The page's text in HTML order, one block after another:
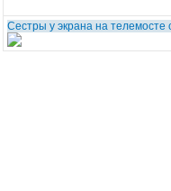
Сестры у экрана на телемосте